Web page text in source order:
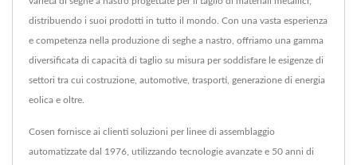
distribuendo i suoi prodotti in tutto il mondo. Con una vasta esperienza
e competenza nella produzione di seghe a nastro, offriamo una gamma
diversificata di capacità di taglio su misura per soddisfare le esigenze di
settori tra cui costruzione, automotive, trasporti, generazione di energia
eolica e oltre.
Cosen fornisce ai clienti soluzioni per linee di assemblaggio
automatizzate dal 1976, utilizzando tecnologie avanzate e 50 anni di